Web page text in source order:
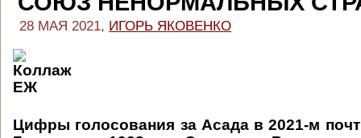
28 МАЯ 2021, ИГОРЬ ЯКОВЕНКО
Цифры голосования за Асада в 2021-м